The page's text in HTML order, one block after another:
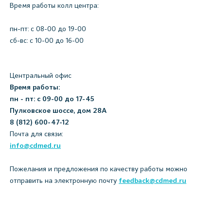
Время работы колл центра:
пн-пт: c 08-00 до 19-00
сб-вс: с 10-00 до 16-00
Центральный офис
Время работы:
пн - пт: с 09-00 до 17-45
Пулковское шоссе, дом 28А
8 (812) 600-47-12
Почта для связи:
info@cdmed.ru
Пожелания и предложения по качеству работы можно
отправить на электронную почту feedback@cdmed.ru